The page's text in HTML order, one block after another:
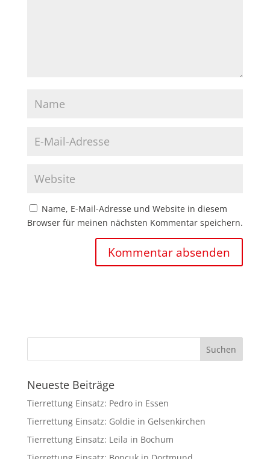
Name, E-Mail-Adresse und Website in diesem
Browser für meinen nächsten Kommentar speichern.
Neueste Beiträge
Tierrettung Einsatz: Pedro in Essen
Tierrettung Einsatz: Goldie in Gelsenkirchen
Tierrettung Einsatz: Leila in Bochum